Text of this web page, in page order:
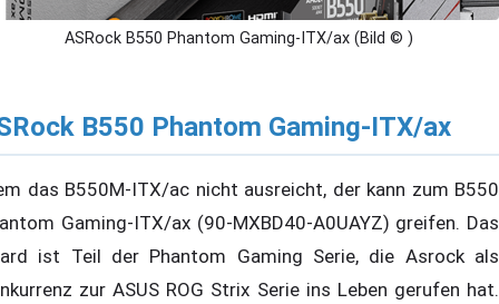
ASRock B550 Phantom Gaming-ITX/ax (Bild © )
B550 Phantom Gaming-ITX/ax
das B550M-ITX/ac nicht ausreicht, der kann zum B550
Gaming-ITX/ax (90-MXBD40-A0UAYZ) greifen. Das
ist Teil der Phantom Gaming Serie, die Asrock als
zur ASUS ROG Strix Serie ins Leben gerufen hat.